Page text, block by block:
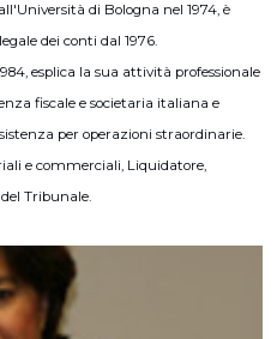
di Bologna nel 1974, è
dei conti dal 1976.
esplica la sua attività professionale
fiscale e societaria italiana e
per operazioni straordinarie.
e commerciali, Liquidatore,
Tribunale.